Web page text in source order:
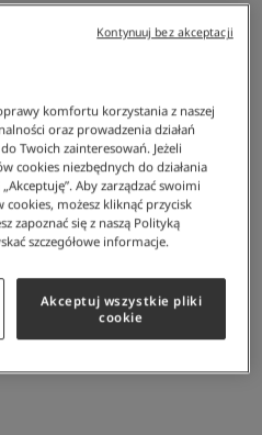
Lacoste Polo Męskie
komfortu korzystania z naszej
oraz prowadzenia działań
Twoich zainteresowań. Jeżeli
cookies niezbędnych do działania
Aby zarządzać swoimi
możesz kliknąć przycisk
zapoznać się z naszą Polityką
szczegółowe informacje.
Akceptuj wszystkie pliki
cookie
Kontynuuj bez akceptacji